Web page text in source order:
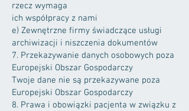
rzecz wymaga
ich współpracy z nami
e) Zewnętrzne firmy świadczące usługi
archiwizacji i niszczenia dokumentów
7. Przekazywanie danych osobowych poza
Europejski Obszar Gospodarczy
Twoje dane nie są przekazywane poza
Europejski Obszar Gospodarczy
8. Prawa i obowiązki pacjenta w związku z